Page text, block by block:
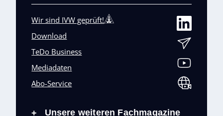
Wir sind IVW geprüft!
Download
TeDo Business
Mediadaten
Abo-Service
+ Unsere weiteren Fachmagazine